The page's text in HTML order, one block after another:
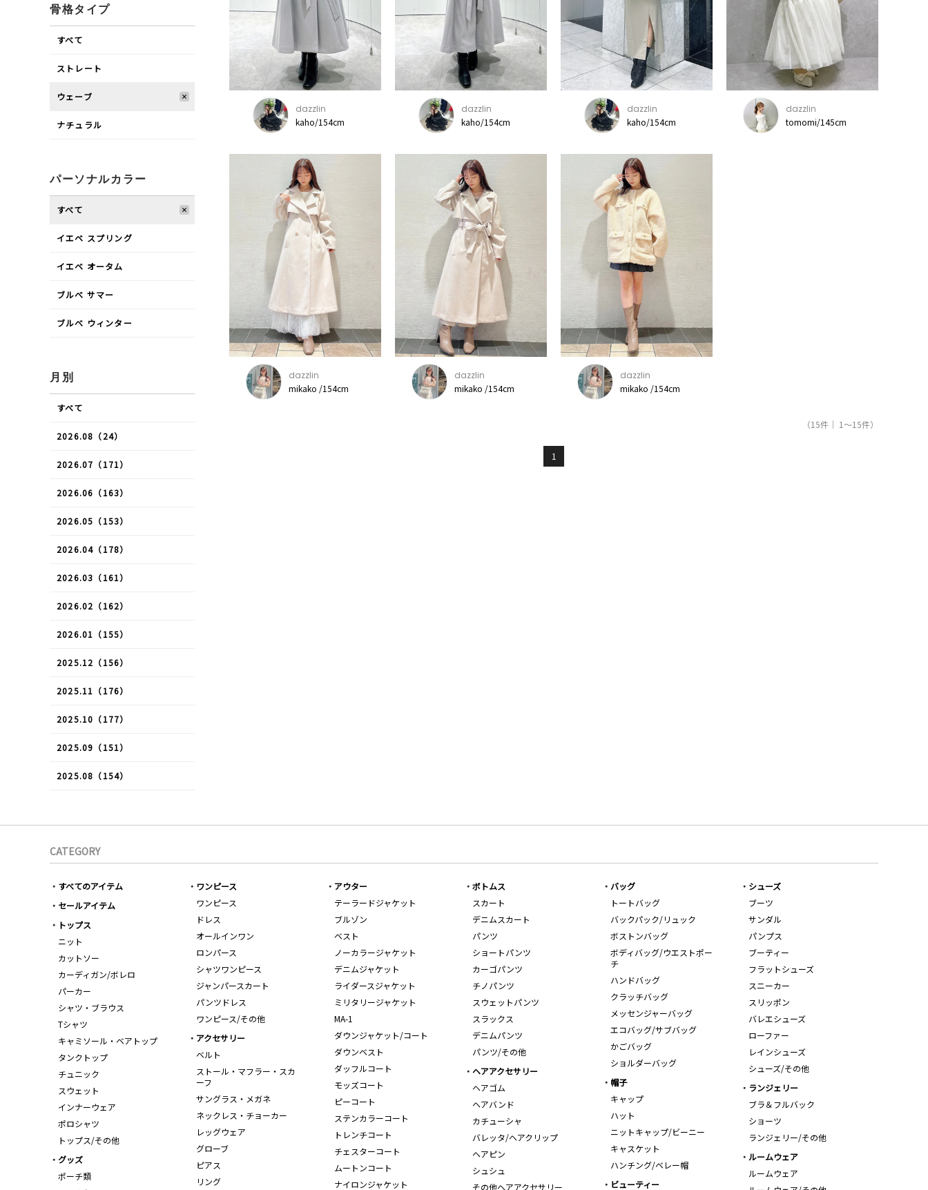
dazzlin
kaho/154cm
dazzlin
kaho/154cm
dazzlin
kaho/154cm
dazzlin
tomomi/145cm
dazzlin
mikako /154cm
dazzlin
mikako /154cm
dazzlin
mikako /154cm
（15件｜ 1～15件）
1
骨格タイプ
すべて
ストレート
ウェーブ
ナチュラル
パーソナルカラー
すべて
イエベ スプリング
イエベ オータム
ブルべ サマー
ブルべ ウィンター
月別
すべて
2026.08（24）
2026.07（171）
2026.06（163）
2026.05（153）
2026.04（178）
2026.03（161）
2026.02（162）
2026.01（155）
2025.12（156）
2025.11（176）
2025.10（177）
2025.09（151）
2025.08（154）
CATEGORY
すべてのアイテム
セールアイテム
トップス
ニット
カットソー
カーディガン/ボレロ
パーカー
シャツ・ブラウス
Tシャツ
キャミソール・ベアトップ
タンクトップ
チュニック
スウェット
インナーウェア
ポロシャツ
トップス/その他
ワンピース
ワンピース
ドレス
オールインワン
ロンパース
シャツワンピース
ジャンパースカート
パンツドレス
ワンピース/その他
アウター
テーラードジャケット
ブルゾン
ベスト
ノーカラージャケット
デニムジャケット
ライダースジャケット
ミリタリージャケット
MA-1
ダウンジャケット/コート
ダウンベスト
ダッフルコート
モッズコート
ピーコート
ステンカラーコート
トレンチコート
チェスターコート
ムートンコート
ナイロンジャケット
ボトムス
スカート
デニムスカート
パンツ
ショートパンツ
カーゴパンツ
チノパンツ
スウェットパンツ
スラックス
デニムパンツ
パンツ/その他
バッグ
トートバッグ
バックパック/リュック
ボストンバッグ
ボディバッグ/ウエストポー
チ
ハンドバッグ
クラッチバッグ
メッセンジャーバッグ
エコバッグ/サブバッグ
かごバッグ
ショルダーバッグ
シューズ
ブーツ
サンダル
パンプス
ブーティー
フラットシューズ
スニーカー
スリッポン
バレエシューズ
ローファー
レインシューズ
シューズ/その他
アクセサリー
ベルト
ストール・マフラー・スカ
ーフ
サングラス・メガネ
ネックレス・チョーカー
レッグウェア
グローブ
ピアス
リング
ヘアアクセサリー
ヘアゴム
ヘアバンド
カチューシャ
バレッタ/ヘアクリップ
ヘアピン
シュシュ
その他ヘアアクセサリー
帽子
キャップ
ハット
ニットキャップ/ビーニー
キャスケット
ハンチング/ベレー帽
ランジェリー
ブラ＆フルバック
ショーツ
ランジェリー/その他
ルームウェア
ルームウェア
グッズ
ポーチ類
ビューティー